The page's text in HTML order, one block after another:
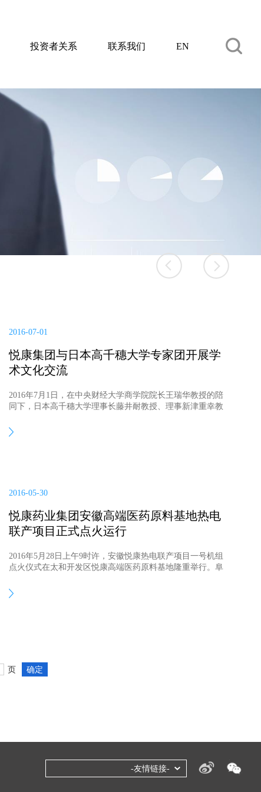
投资者关系 联系我们 EN
2016-07-01
悦康集团与日本高千穗大学专家团开展学
术文化交流
2016年7月1日，在中央财经大学商学院院长王瑞华教授的陪
同下，日本高千穗大学理事长藤井耐教授、理事新津重幸教
中央财经大学研究生院副院长周卫中教授、中央财经大学东
2016-05-30
悦康药业集团安徽高端医药原料基地热电
联产项目正式点火运行
2016年5月28日上午9时许，安徽悦康热电联产项目一号机组
点火仪式在太和开发区悦康高端医药原料基地隆重举行。阜
等市县领导及于伟仕董事长、公司领导于圣臣等公司领导出
席点火仪式。
页 确定
-友情链接-